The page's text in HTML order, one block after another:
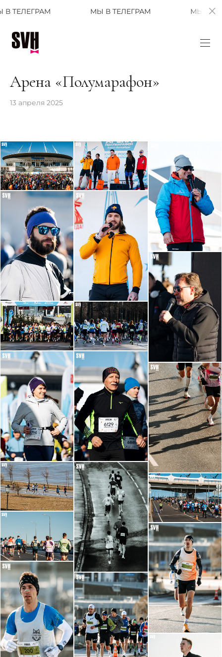
МЫ В ТЕЛЕГРАМ МЫ В ТЕЛЕГРАМ
Арена «Полумарафон»
13 апреля 2025